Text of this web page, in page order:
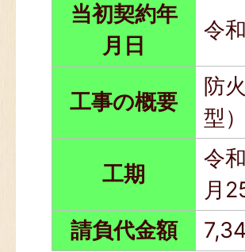
当初契約年
月日
令
工事の概要
防
型
工期
令
月
請負代金額